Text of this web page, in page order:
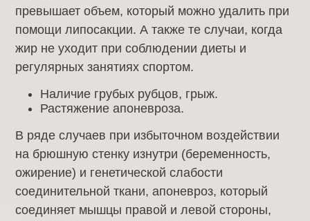
превышает объем, который можно удалить при
помощи липосакции. А также те случаи, когда
жир не уходит при соблюдении диеты и
регулярных занятиях спортом.
Наличие грубых рубцов, грыж.
Растяжение апоневроза.
В ряде случаев при избыточном воздействии
на брюшную стенку изнутри (беременность,
ожирение) и генетической слабости
соединительной ткани, апоневроз, который
соединяет мышцы правой и левой стороны,